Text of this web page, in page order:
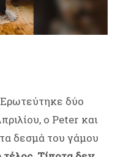
δύο
ο Peter και
δεσμά του γάμου